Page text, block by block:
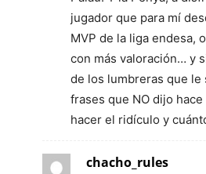
jugador que para mí
MVP de la liga endesa,
con más valoración… y
de los lumbreras que le
frases que NO dijo
hacer el ridículo y
chacho_rules